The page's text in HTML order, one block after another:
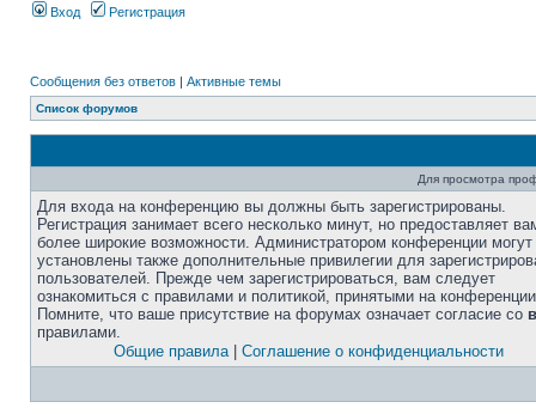
Вход Регистрация
Сообщения без ответов | Активные темы
Список форумов
Для просмотра
Для входа на конференцию вы должны быть зарегистрированы.
Регистрация занимает всего несколько минут, но предоставляет
более широкие возможности. Администратором конференции
установлены также дополнительные привилегии для
пользователей. Прежде чем зарегистрироваться, вам следует
ознакомиться с правилами и политикой, принятыми на
Помните, что ваше присутствие на форумах означает согласие со
правилами.
Общие правила| Соглашение о конфиденциальности